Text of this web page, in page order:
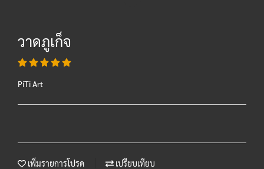
วาดภูเก็จ
PiTi Art
เพิ่มรายการโปรด เปรียบเทียบ